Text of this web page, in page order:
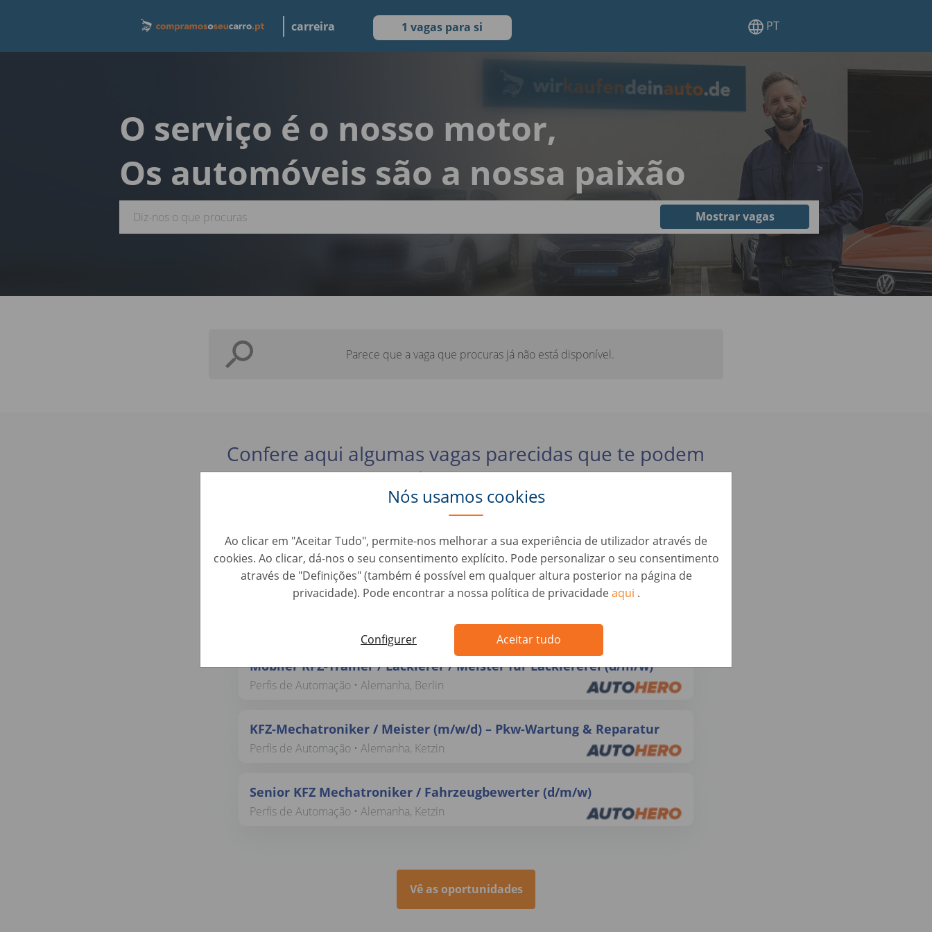
carreira 1 vagas para si PT
Nós usamos cookies
Ao clicar em "Aceitar Tudo", permite-nos melhorar a sua experiência de utilizador através de
cookies. Ao clicar, dá-nos o seu consentimento explícito. Pode personalizar o seu consentimento
através de "Definições" (também é possível em qualquer altura posterior na página de
privacidade). Pode encontrar a nossa política de privacidadeaqui .
Configurer Aceitar tudo
O serviço é o nosso motor,
Os automóveis são a nossa paixão
Mostrar vagas
Parece que a vaga que procuras já não está disponível.
Confere aqui algumas vagas parecidas que te podem
interessar:
KFZ-Trainer - Schwerpunkt Bodyshop/Lackiererei (d/m/w)
Perfis de Automação • Alemanha, Ketzin
Fahrzeugaufbereiter (d/m/w)
Mobiler KFZ-Trainer / Lackierer / Meister für Lackiererei (d/m/w)
Perfis de Automação • Alemanha, Berlin
KFZ-Mechatroniker / Meister (m/w/d) – Pkw-Wartung & Reparatur
Perfis de Automação • Alemanha, Ketzin
Senior KFZ Mechatroniker / Fahrzeugbewerter (d/m/w)
Perfis de Automação • Alemanha, Ketzin
Vê as oportunidades